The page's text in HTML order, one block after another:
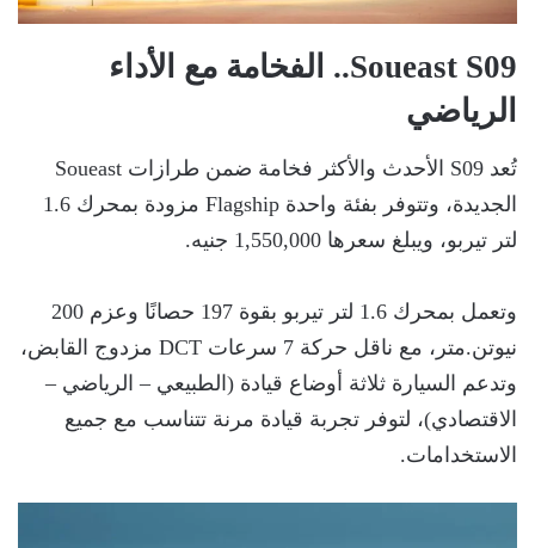
Soueast S09.. الفخامة مع الأداء
الرياضي
تُعد S09 الأحدث والأكثر فخامة ضمن طرازات Soueast
الجديدة، وتتوفر بفئة واحدة Flagship مزودة بمحرك 1.6
لتر تيربو، ويبلغ سعرها 1,550,000 جنيه.
وتعمل بمحرك 1.6 لتر تيربو بقوة 197 حصانًا وعزم 200
نيوتن.متر، مع ناقل حركة 7 سرعات DCT مزدوج القابض،
وتدعم السيارة ثلاثة أوضاع قيادة (الطبيعي – الرياضي –
الاقتصادي)، لتوفر تجربة قيادة مرنة تتناسب مع جميع
الاستخدامات.